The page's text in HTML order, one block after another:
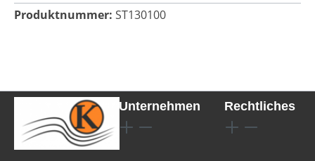
Produktnummer: ST130100
Unternehmen Rechtliches